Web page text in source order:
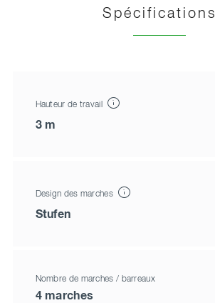
Spécifications
Hauteur de travail
3 m
Design des marches
Stufen
Nombre de marches / barreaux
4 marches